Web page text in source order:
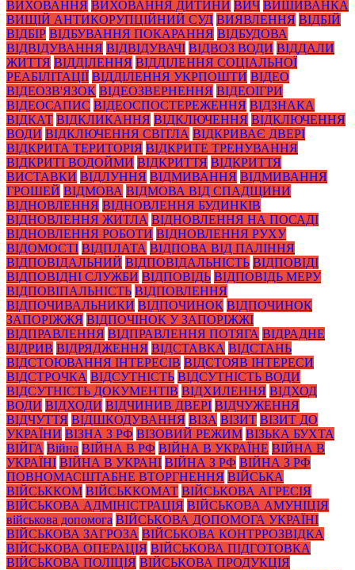
ВИХОВАННЯ ВИХОВАННЯ ДИТИНИ ВИЧ ВИШИВАНКА
ВИЩІЙ АНТИКОРУПЦІЙНИЙ СУД ВИЯВЛЕННЯ ВІДБІЙ
ВІДБІР ВІДБУВАННЯ ПОКАРАННЯ ВІДБУДОВА
ВІДВІДУВАННЯ ВІДВІДУВАЧІ ВІДВОЗ ВОДИ ВІДДАЛИ
ЖИТТЯ ВІДДІЛЕННЯ ВІДДІЛЕННЯ СОЦІАЛЬНОЇ
РЕАБІЛІТАЦІЇ ВІДДІЛЕННЯ УКРПОШТИ ВІДЕО
ВІДЕОЗВ'ЯЗОК ВІДЕОЗВЕРНЕННЯ ВІДЕОІГРИ
ВІДЕОСАПИС ВІДЕОСПОСТЕРЕЖЕННЯ ВІДЗНАКА
ВІДКАТ ВІДКЛИКАННЯ ВІДКЛЮЧЕННЯ ВІДКЛЮЧЕННЯ
ВОДИ ВІДКЛЮЧЕННЯ СВІТЛА ВІДКРИВАЄ ДВЕРІ
ВІДКРИТА ТЕРИТОРІЯ ВІДКРИТЕ ТРЕНУВАННЯ
ВІДКРИТІ ВОДОЙМИ ВІДКРИТТЯ ВІДКРИТТЯ
ВИСТАВКИ ВІДЛУННЯ ВІДМИВАННЯ ВІДМИВАННЯ
ГРОШЕЙ ВІДМОВА ВІДМОВА ВІД СПАДЩИНИ
ВІДНОВЛЕННЯ ВІДНОВЛЕННЯ БУДИНКІВ
ВІДНОВЛЕННЯ ЖИТЛА ВІДНОВЛЕННЯ НА ПОСАДІ
ВІДНОВЛЕННЯ РОБОТИ ВІДНОВЛЕННЯ РУХУ
ВІДОМОСТІ ВІДПЛАТА ВІДПОВА ВІД ПАЛІННЯ
ВІДПОВІДАЛЬНИЙ ВІДПОВІДАЛЬНІСТЬ ВІДПОВІДІ
ВІДПОВІДНІ СЛУЖБИ ВІДПОВІДЬ ВІДПОВІДЬ МЕРУ
ВІДПОВІПАЛЬНІСТЬ ВІДПОВЛЕННЯ
ВІДПОЧИВАЛЬНИКИ ВІДПОЧИНОК ВІДПОЧИНОК
ЗАПОРІЖЖЯ ВІДПОЧІНОК У ЗАПОРІЖЖІ
ВІДПРАВЛЕННЯ ВІДПРАВЛЕННЯ ПОТЯГА ВІДРАДНЕ
ВІДРИВ ВІДРЯДЖЕННЯ ВІДСТАВКА ВІДСТАНЬ
ВІДСТОЮВАННЯ ІНТЕРЕСІВ ВІДСТОЯВ ІНТЕРЕСИ
ВІДСТРОЧКА ВІДСУТНІСТЬ ВІДСУТНІСТЬ ВОДИ
ВІДСУТНІСТЬ ДОКУМЕНТІВ ВІДХИЛЕННЯ ВІДХОД
ВОДИ ВІДХОДИ ВІДЧИНИВ ДВЕРІ ВІДЧУЖЕННЯ
ВІДЧУТТЯ ВІДШКОДУВАННЯ ВІЗА ВІЗИТ ВІЗИТ ДО
УКРАЇНИ ВІЗНА З РФ ВІЗОВИЙ РЕЖИМ ВІЗЬКА БУХТА
ВІЙГА Війна ВІЙНА В РФ ВІЙНА В УКРАЇНЕ ВІЙНА В
УКРАЇНІ ВІЙНА В УКРАНІ ВІЙНА З РФ ВІЙНА З РФ
ПОВНОМАСШТАБНЕ ВТОРГНЕННЯ ВІЙСЬКА
ВІЙСЬККОМ ВІЙСЬККОМАТ ВІЙСЬКОВА АГРЕСІЯ
ВІЙСЬКОВА АДМІНІСТРАЦІЯ ВІЙСЬКОВА АМУНІЦІЯ
військова допомога ВІЙСЬКОВА ДОПОМОГА УКРАЇНІ
ВІЙСЬКОВА ЗАГРОЗА ВІЙСЬКОВА КОНТРРОЗВІДКА
ВІЙСЬКОВА ОПЕРАЦІЯ ВІЙСЬКОВА ПІДГОТОВКА
ВІЙСЬКОВА ПОЛІЦІЯ ВІЙСЬКОВА ПРОДУКЦІЯ